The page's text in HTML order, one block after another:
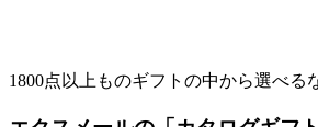
1800点以上ものギフトの中から選べる